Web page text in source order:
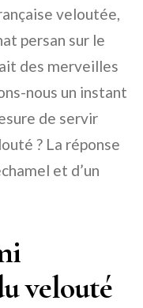
veloutée,
persan sur le
des merveilles
nous un instant
de servir
? La réponse
et d’un
velouté